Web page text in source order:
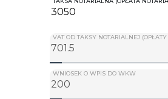
VAT OD TAKSY NOTARIALNEJ
WNIOSEK O WPIS DO WKW